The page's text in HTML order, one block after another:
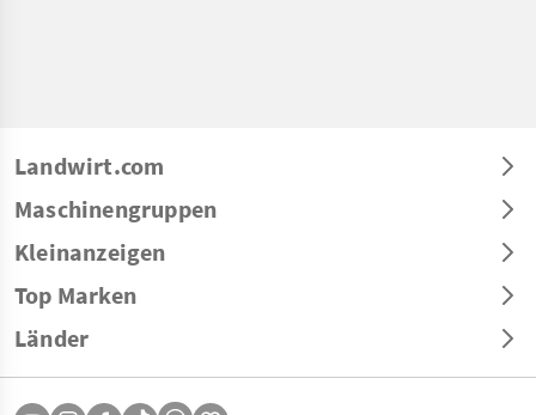
Landwirt.com
Maschinengruppen
Kleinanzeigen
Top Marken
Länder